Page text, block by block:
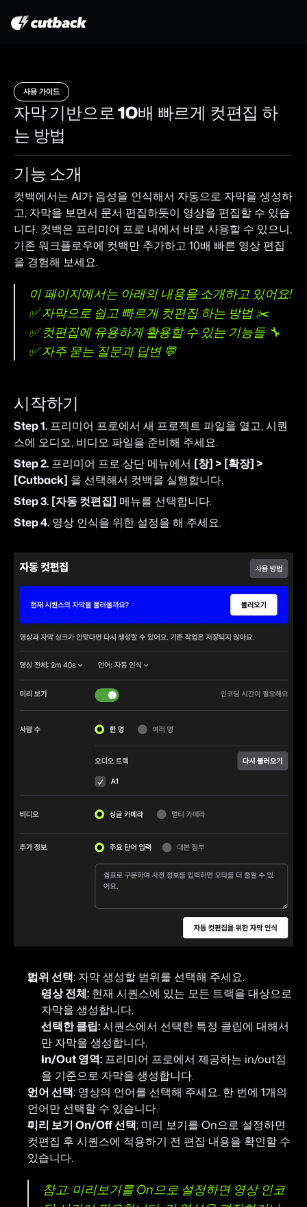
가격 안내
사용 가이드
블로그
자막 기반으로 10배 빠르게 컷편집 하
는 방법
사용 가이드
기능 소개
컷백에서는 AI가 음성을 인식해서 자동으로 자막을 생성하
고, 자막을 보면서 문서 편집하듯이 영상을 편집할 수 있습
니다. 컷백은 프리미어 프로 내에서 바로 사용할 수 있으니,
기존 워크플로우에 컷백만 추가하고 10배 빠른 영상 편집
을 경험해 보세요.
이 페이지에서는 아래의 내용을 소개하고 있어요!
✅ 자막으로 쉽고 빠르게 컷편집 하는 방법 ✂️
✅ 컷편집에 유용하게 활용할 수 있는 기능들 🔧
✅ 자주 묻는 질문과 답변 💬
시작하기
Step 1. 프리미어 프로에서 새 프로젝트 파일을 열고, 시퀀
스에 오디오, 비디오 파일을 준비해 주세요.
Step 2. 프리미어 프로 상단 메뉴에서 [창] > [확장] >
[Cutback] 을 선택해서 컷백을 실행합니다.
Step 3. [자동 컷편집] 메뉴를 선택합니다.
Step 4. 영상 인식을 위한 설정을 해 주세요.
범위 선택: 자막 생성할 범위를 선택해 주세요.
영상 전체: 현재 시퀀스에 있는 모든 트랙을 대상으로
자막을 생성합니다.
선택한 클립: 시퀀스에서 선택한 특정 클립에 대해서
만 자막을 생성합니다.
In/Out 영역: 프리미어 프로에서 제공하는 in/out점
을 기준으로 자막을 생성합니다.
언어 선택: 영상의 언어를 선택해 주세요. 한 번에 1개의
언어만 선택할 수 있습니다.
미리 보기 On/Off 선택: 미리 보기를 On으로 설정하면
컷편집 후 시퀀스에 적용하기 전 편집 내용을 확인할 수
있습니다.
참고: 미리보기를 On으로 설정하면 영상 인코